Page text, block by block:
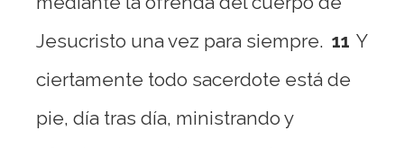
Jesucristo una vez para siempre. 11 Y
ciertamente todo sacerdote está de
pie, día tras día, ministrando y